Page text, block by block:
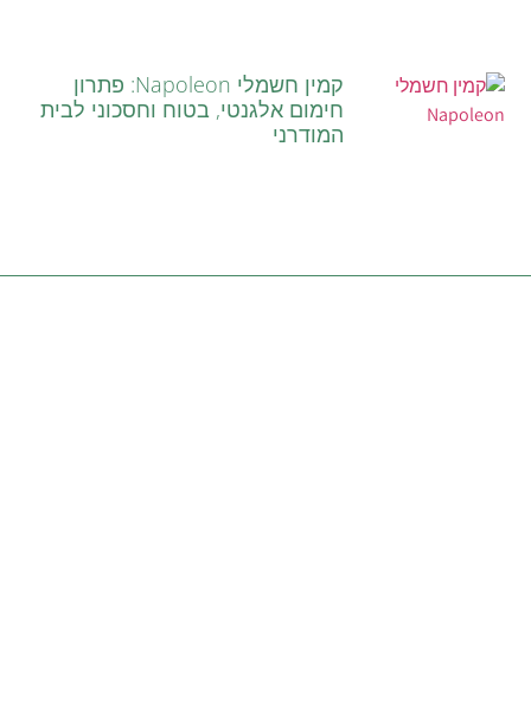
קמין חשמלי Napoleon: פתרון
חימום אלגנטי, בטוח וחסכוני לבית
המודרני